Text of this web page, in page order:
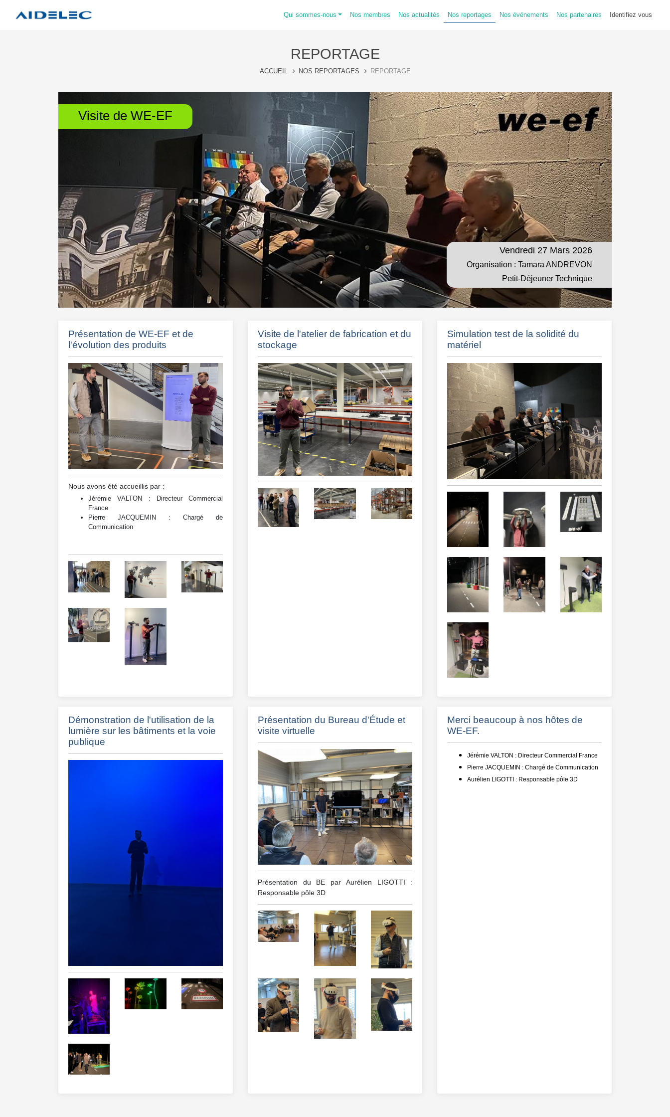
Qui sommes-nous Nos membres Nos actualités Nos reportages Nos événements Nos partenaires Identifiez vous
REPORTAGE
ACCUEIL NOS REPORTAGES REPORTAGE
Visite de WE-EF
Vendredi 27 Mars 2026
Organisation : Tamara ANDREVON
Petit-Déjeuner Technique
Présentation de WE-EF et de
l'évolution des produits
Nous avons été accueillis par :
Jérémie VALTON : Directeur Commercial
France
Pierre JACQUEMIN : Chargé de
Communication
Visite de l'atelier de fabrication et du
stockage
Simulation test de la solidité du
matériel
Démonstration de l'utilisation de la
lumière sur les bâtiments et la voie
publique
Présentation du Bureau d'Étude et
visite virtuelle
Présentation du BE par Aurélien LIGOTTI :
Responsable pôle 3D
Merci beaucoup à nos hôtes de
WE-EF.
Jérémie VALTON : Directeur Commercial France
Pierre JACQUEMIN : Chargé de Communication
Aurélien LIGOTTI : Responsable pôle 3D